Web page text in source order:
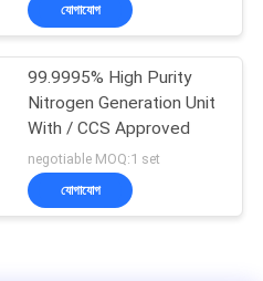
যোগাযোগ
99.9995% High Purity
Nitrogen Generation Unit
With / CCS Approved
negotiable MOQ:1 set
যোগাযোগ